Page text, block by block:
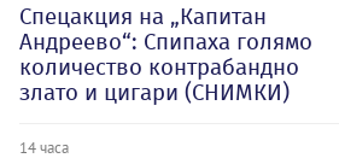
Спецакция на „Капитан
Андреево“: Спипаха голямо
количество контрабандно
злато и цигари (СНИМКИ)
14 часа